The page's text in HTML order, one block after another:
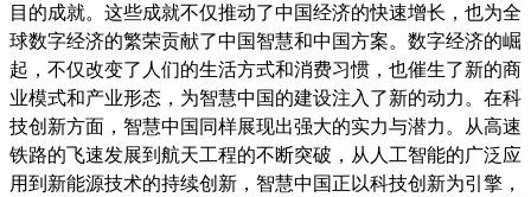
目的成就。这些成就不仅推动了中国经济的快速增长，也为全
球数字经济的繁荣贡献了中国智慧和中国方案。数字经济的崛
起，不仅改变了人们的生活方式和消费习惯，也催生了新的商
业模式和产业形态，为智慧中国的建设注入了新的动力。在科
技创新方面，智慧中国同样展现出强大的实力与潜力。从高速
铁路的飞速发展到航天工程的不断突破，从人工智能的广泛应
用到新能源技术的持续创新，智慧中国正以科技创新为引擎，